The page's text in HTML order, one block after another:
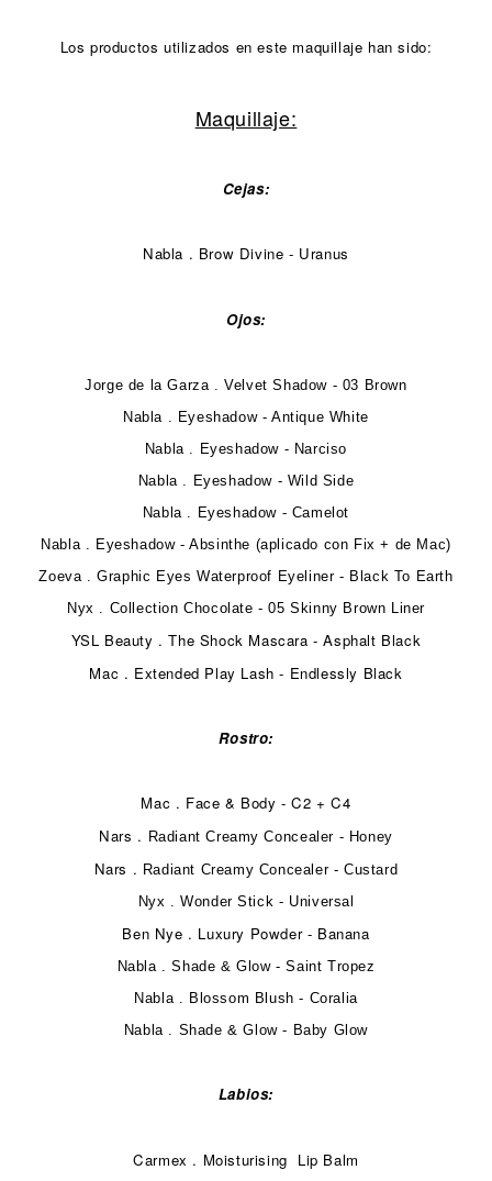
Los productos utilizados en este maquillaje han sido:
Maquillaje:
Cejas:
Nabla . Brow Divine - Uranus
Ojos:
Jorge de la Garza . Velvet Shadow - 03 Brown
Nabla . Eyeshadow - Antique White
Nabla . Eyeshadow - Narciso
Nabla . Eyeshadow - Wild Side
Nabla . Eyeshadow - Camelot
Nabla . Eyeshadow - Absinthe (aplicado con Fix + de Mac)
Zoeva . Graphic Eyes Waterproof Eyeliner - Black To Earth
Nyx . Collection Chocolate - 05 Skinny Brown Liner
YSL Beauty . The Shock Mascara - Asphalt Black
Mac . Extended Play Lash - Endlessly Black
Rostro:
Mac . Face & Body - C2 + C4
Nars . Radiant Creamy Concealer - Honey
Nars . Radiant Creamy Concealer - Custard
Nyx . Wonder Stick - Universal
Ben Nye . Luxury Powder - Banana
Nabla . Shade & Glow - Saint Tropez
Nabla . Blossom Blush - Coralia
Nabla . Shade & Glow - Baby Glow
Labios:
Carmex . Moisturising Lip Balm